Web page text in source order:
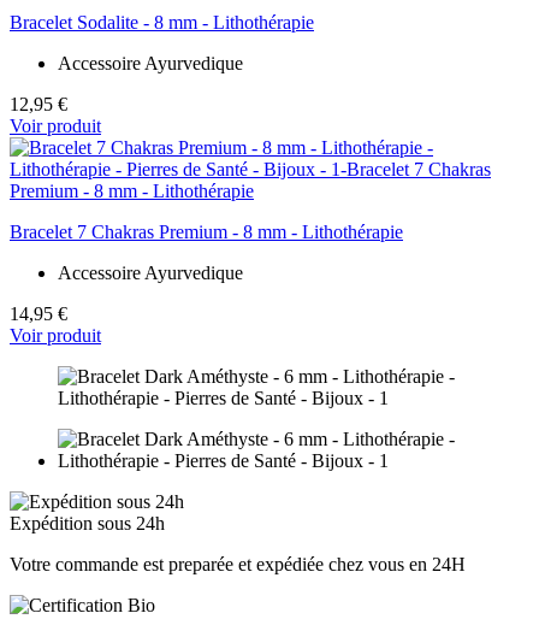
Bracelet Sodalite - 8 mm - Lithothérapie
Accessoire Ayurvedique
12,95 €
Voir produit
Bracelet 7 Chakras Premium - 8 mm - Lithothérapie
Accessoire Ayurvedique
14,95 €
Voir produit
Expédition sous 24h
Votre commande est preparée et expédiée chez vous en 24H